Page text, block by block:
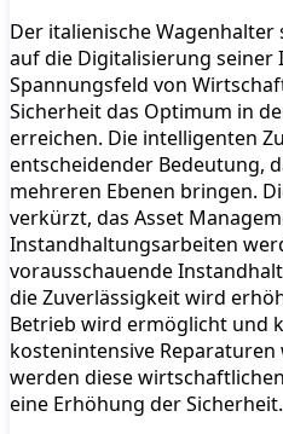
Der italienische Wagenhalter
auf die Digitalisierung
Spannungsfeld von
Sicherheit das Optimum in
erreichen. Die intelligenten
entscheidender Bedeutung,
mehreren Ebenen bringen.
verkürzt, das Asset
Instandhaltungsarbeiten
vorausschauende
die Zuverlässigkeit wird
Betrieb wird ermöglicht und
kostenintensive
werden diese
eine Erhöhung der Sicherheit.